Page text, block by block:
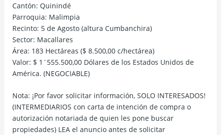
Cantón: Quinindé
Parroquia: Malimpia
Recinto: 5 de Agosto (altura Cumbanchira)
Sector: Macallares
Área: 183 Hectáreas ($ 8.500,00 c/hectárea)
Valor: $ 1´555.500,00 Dólares de los Estados Unidos de
América. (NEGOCIABLE)
Nota: ¡Por favor solicitar información, SOLO INTERESADOS!
(INTERMEDIARIOS con carta de intención de compra o
autorización notariada de quien les pone buscar
propiedades) LEA el anuncio antes de solicitar